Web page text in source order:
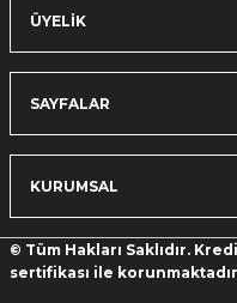
ÜYELİK
SAYFALAR
KURUMSAL
© Tüm Hakları Saklıdır.
sertifikası ile